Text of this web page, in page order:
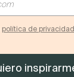
política de privacidad